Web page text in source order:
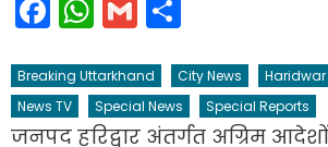
Facebook
WhatsApp
Gmail
Breaking Uttarkhand City News Haridwar
News TV
Special News Special Reports
जनपद हरिद्वार अंतर्गत अग्रिम